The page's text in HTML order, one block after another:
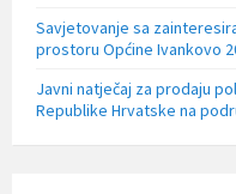
Savjetovanje sa
prostoru Općine Ivankovo
Javni natječaj za prodaju
Republike Hrvatske na